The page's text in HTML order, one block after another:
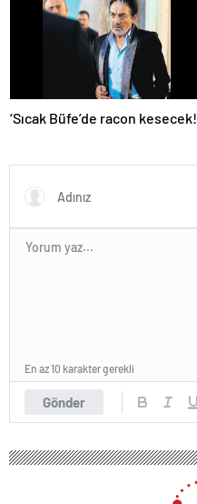
‘Sıcak Büfe’de racon kesecek!
Gönder
En az 10 karakter gerekli